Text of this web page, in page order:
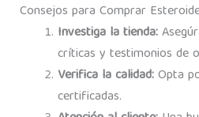
Consejos para Comprar
Investiga la tienda:
críticas y testimonios de
Verifica la calidad:Opta
certificadas.